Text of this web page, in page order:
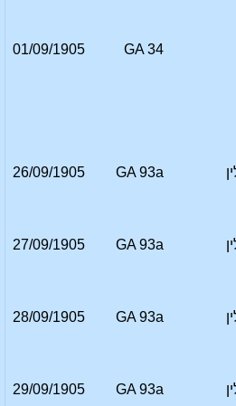
GA 34
01/09/1905
GA 93a
26/09/1905
GA 93a
27/09/1905
GA 93a
28/09/1905
GA 93a
29/09/1905